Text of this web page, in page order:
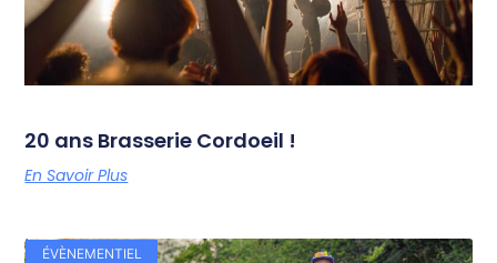
20 ans Brasserie Cordoeil !
En Savoir Plus
ÉVÈNEMENTIEL